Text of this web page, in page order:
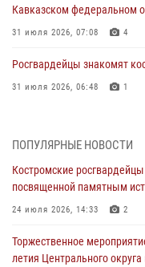
Кавказском федеральном
31 июля 2026, 07:08 4
Росгвардейцы знакомят
31 июля 2026, 06:48 1
Управления Росгвардии
30 июля 2026, 10:39 9
Костромичи активно
29 июля 2026, 06:26 1
ПОПУЛЯРНЫЕ НОВОСТИ
Костромские
посвященной памятным
24 июля 2026, 14:33 2
Торжественное
летия Центрального